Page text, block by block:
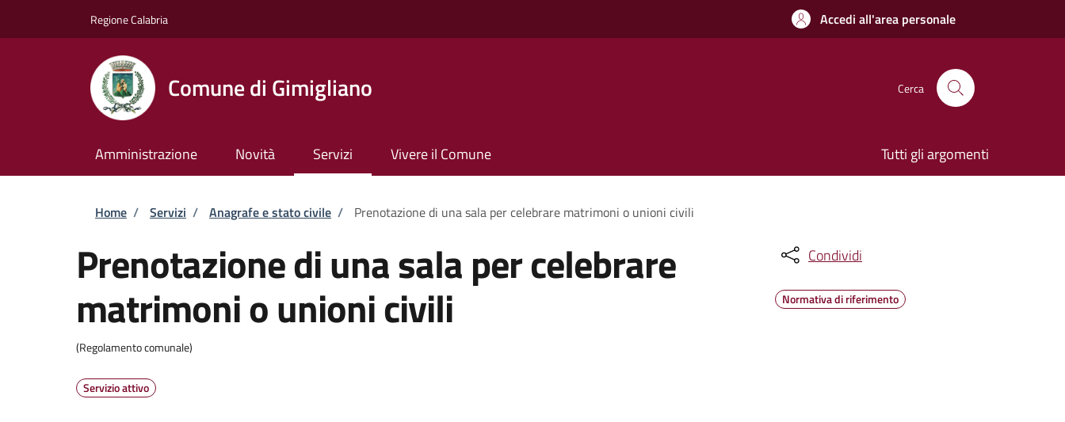
Regione Calabria Accedi all'area personale
Comune di Gimigliano Cerca
Amministrazione Novità Servizi Vivere il Comune Tutti gli argomenti
Briciole di pane
Home / Servizi / Anagrafe e stato civile / Prenotazione di una sala per celebrare matrimoni o unioni civili
Prenotazione di una sala per celebrare
matrimoni o unioni civili
(Regolamento comunale)
Servizio attivo
Condividi
Normativa di riferimento